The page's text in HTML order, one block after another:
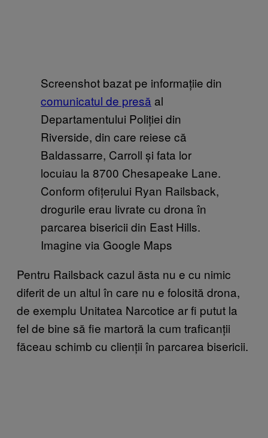
Screenshot bazat pe informațiie din
comunicatul de presă al
Departamentului Poliției din
Riverside, din care reiese că
Baldassarre, Carroll și fata lor
locuiau la 8700 Chesapeake Lane.
Conform ofițerului Ryan Railsback,
drogurile erau livrate cu drona în
parcarea bisericii din East Hills.
Imagine via Google Maps
Pentru Railsback cazul ăsta nu e cu nimic
diferit de un altul în care nu e folosită drona,
de exemplu Unitatea Narcotice ar fi putut la
fel de bine să fie martoră la cum traficanții
făceau schimb cu clienții în parcarea bisericii.